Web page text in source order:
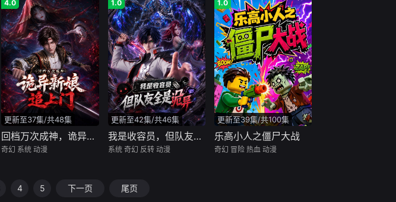
4.0
更新至37集/共48集
回档万次成神，诡异新娘追上门
奇幻 系统 动漫
1.0
更新至42集/共46集
我是收容员，但队友全是诡异
系统 奇幻 反转 动漫
1.0
更新至39集/共100集
乐高小人之僵尸大战
奇幻 冒险 热血 动漫
4 5 下一页 尾页